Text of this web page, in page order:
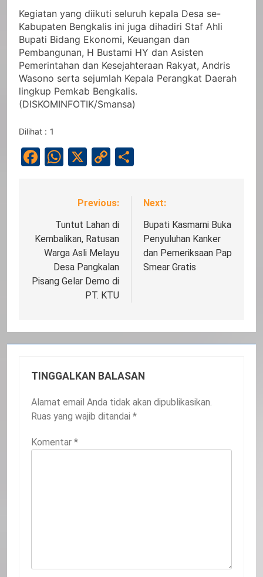
Kegiatan yang diikuti seluruh kepala Desa se-
Kabupaten Bengkalis ini juga dihadiri Staf Ahli
Bupati Bidang Ekonomi, Keuangan dan
Pembangunan, H Bustami HY dan Asisten
Pemerintahan dan Kesejahteraan Rakyat, Andris
Wasono serta sejumlah Kepala Perangkat Daerah
lingkup Pemkab Bengkalis.
(DISKOMINFOTIK/Smansa)
Dilihat : 1
Facebook
WhatsApp
X
Copy
NavigasiPrevious:
Tuntut Lahan di
Kembalikan, Ratusan
Warga Asli Melayu
Desa Pangkalan
Pisang Gelar Demo di
PT. KTU
Next:
Bupati Kasmarni Buka
Penyuluhan Kanker
dan Pemeriksaan Pap
Smear Gratis
TINGGALKAN BALASAN
Alamat email Anda tidak akan dipublikasikan.
Ruas yang wajib ditandai *
Komentar *